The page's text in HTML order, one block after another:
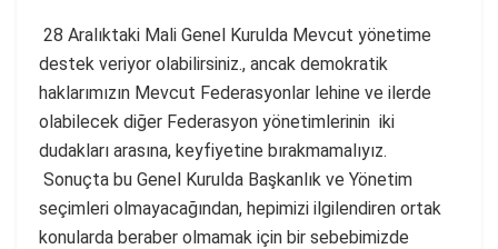
28 Aralıktaki Mali Genel Kurulda Mevcut yönetime
destek veriyor olabilirsiniz., ancak demokratik
haklarımızın Mevcut Federasyonlar lehine ve ilerde
olabilecek diğer Federasyon yönetimlerinin iki
dudakları arasına, keyfiyetine bırakmamalıyız.
Sonuçta bu Genel Kurulda Başkanlık ve Yönetim
seçimleri olmayacağından, hepimizi ilgilendiren ortak
konularda beraber olmamak için bir sebebimizde